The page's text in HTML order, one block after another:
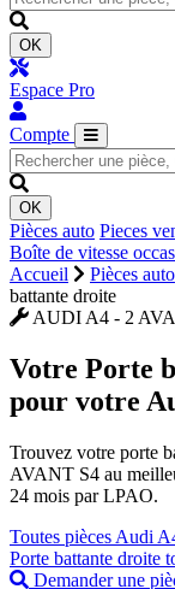
OK
Espace Pro
Compte
OK
Pièces auto Pieces
Boîte de vitesse
Accueil
Pièces auto
battante droite
AUDI A4 - 2
Votre Porte
pour votre
Trouvez votre porte
AVANT S4 au
24 mois par LPAO.
Toutes pièces Audi
Porte battante droite
Demander une